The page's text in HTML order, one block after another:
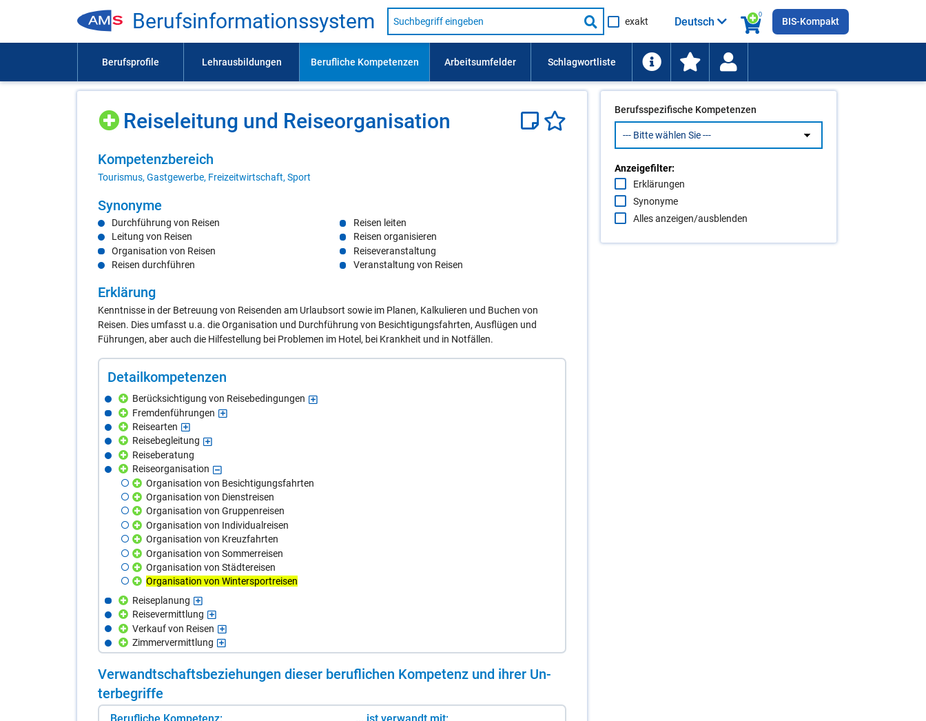
Be­rufs­in­for­ma­ti­ons­sys­tem
Suche
nach
Lehrausbildung,
usw.
Suche
starten
exakt
0
Deutsch BIS-Kompakt
Rei­se­lei­tung und Rei­se­or­ga­ni­sa­ti­on
Kom­pe­tenz­be­reich
Tourismus, Gastgewerbe, Freizeitwirtschaft, Sport
Syn­ony­me
Durchführung von Reisen
Leitung von Reisen
Organisation von Reisen
Reisen durchführen
Reisen leiten
Reisen organisieren
Reiseveranstaltung
Veranstaltung von Reisen
Er­klä­rung
Kenntnisse in der Betreuung von Reisenden am Urlaubsort sowie im Planen, Kalkulieren und Buchen von
Reisen. Dies umfasst u.a. die Organisation und Durchführung von Besichtigungsfahrten, Ausflügen und
Führungen, aber auch die Hilfestellung bei Problemen im Hotel, bei Krankheit und in Notfällen.
De­tail­kom­pe­ten­zen
Berücksichtigung von Reisebedingungen
Fremdenführungen
Reisearten
Reisebegleitung
Reiseberatung
Reiseorganisation
Organisation von Besichtigungsfahrten
Organisation von Dienstreisen
Organisation von Gruppenreisen
Organisation von Individualreisen
Organisation von Kreuzfahrten
Organisation von Sommerreisen
Organisation von Städtereisen
Organisation von Wintersportreisen
Reiseplanung
Reisevermittlung
Verkauf von Reisen
Zimmervermittlung
Ver­wandt­schafts­be­zie­hun­gen die­ser be­ruf­li­chen Kom­pe­tenz und ih­rer Un­
ter­be­grif­fe
Berufsspezifische Kompetenzen
Anzeigefilter:
Erklärungen
Synonyme
Alles anzeigen/ausblenden